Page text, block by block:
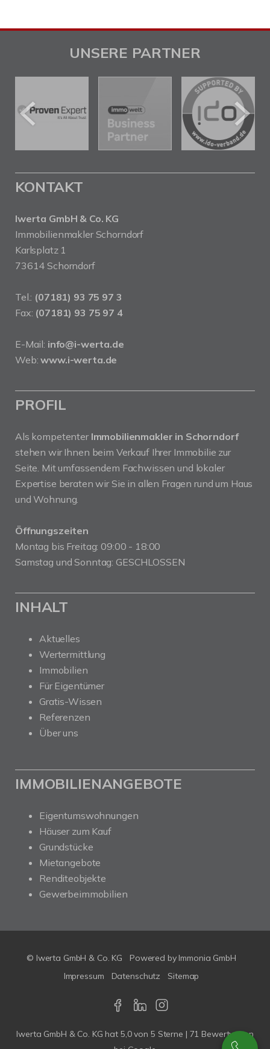
UNSERE PARTNER
KONTAKT
Iwerta GmbH & Co. KG
Immobilienmakler Schorndorf
Karlsplatz 1
73614 Schorndorf
Tel.: (07181) 93 75 97 3
Fax: (07181) 93 75 97 4
E-Mail: info@i-werta.de
Web:www.i-werta.de
PROFIL
Als kompetenter Immobilienmakler in Schorndorf
stehen wir Ihnen beim Verkauf Ihrer Immobilie zur
Seite. Mit umfassendem Fachwissen und lokaler
Expertise beraten wir Sie in allen Fragen rund um Haus
und Wohnung.
Öffnungszeiten
Montag bis Freitag: 09:00 - 18:00
Samstag und Sonntag: GESCHLOSSEN
INHALT
Aktuelles
Wertermittlung
Immobilien
Für Eigentümer
Gratis-Wissen
Referenzen
Über uns
IMMOBILIENANGEBOTE
Eigentumswohnungen
Häuser zum Kauf
Grundstücke
Mietangebote
Renditeobjekte
Gewerbeimmobilien
© Iwerta GmbH & Co. KG Powered by Immonia GmbH
Impressum
Datenschutz Sitemap
Iwerta GmbH & Co. KG hat 5,0von 5 Sterne | 71 Bewertungen